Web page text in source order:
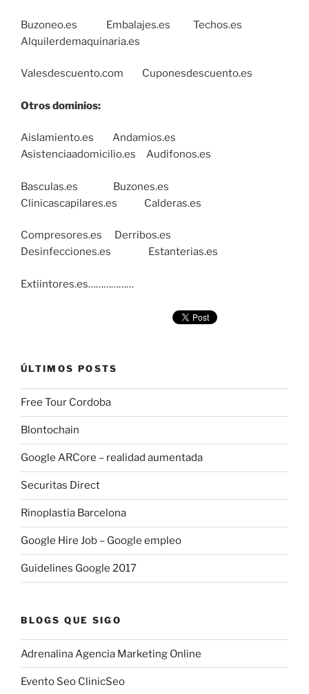
Buzoneo.es Embalajes.es Techos.es
Alquilerdemaquinaria.es
Valesdescuento.com Cuponesdescuento.es
Otros dominios:
Aislamiento.es Andamios.es
Asistenciaadomicilio.es Audifonos.es
Basculas.es Buzones.es
Clinicascapilares.es Calderas.es
Compresores.es Derribos.es
Desinfecciones.es Estanterias.es
Extiintores.es………………
ÚLTIMOS POSTS
Free Tour Cordoba
Blontochain
Google ARCore – realidad aumentada
Securitas Direct
Rinoplastia Barcelona
Google Hire Job – Google empleo
Guidelines Google 2017
BLOGS QUE SIGO
Adrenalina Agencia Marketing Online
Evento Seo ClinicSeo